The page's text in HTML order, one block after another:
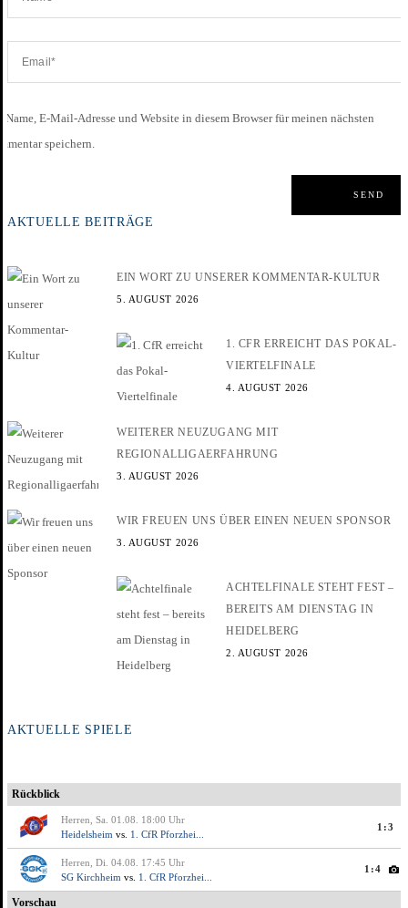
Name, E-Mail-Adresse und Website in diesem Browser für meinen nächsten
speichern.
AKTUELLE BEITRÄGE
EIN WORT ZU UNSERER KOMMENTAR-KULTUR
5. AUGUST 2026
1. CFR ERREICHT DAS POKAL-
VIERTELFINALE
4. AUGUST 2026
WEITERER NEUZUGANG MIT
REGIONALLIGAERFAHRUNG
3. AUGUST 2026
WIR FREUEN UNS ÜBER EINEN NEUEN SPONSOR
3. AUGUST 2026
ACHTELFINALE STEHT FEST –
BEREITS AM DIENSTAG IN
HEIDELBERG
2. AUGUST 2026
AKTUELLE SPIELE